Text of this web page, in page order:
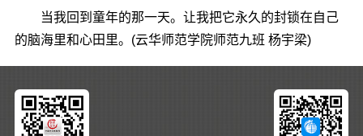
当我回到童年的那一天。让我把它永久的封锁在自己
的脑海里和心田里。(云华师范学院师范九班 杨宇梁)